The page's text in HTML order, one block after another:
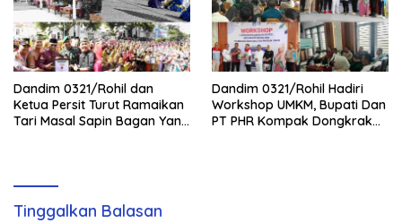
Dandim 0321/Rohil dan
Ketua Persit Turut Ramaikan
Tari Masal Sapin Bagan Yang
Dandim 0321/Rohil Hadiri
Workshop UMKM, Bupati Dan
PT PHR Kompak Dongkrak
Tinggalkan Balasan